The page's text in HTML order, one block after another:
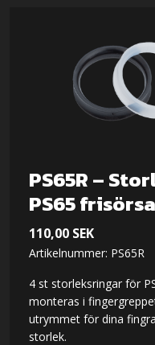
PS65R –
PS65
110,00 SEK
Artikelnummer: PS65R
4 st storleksringar för
monteras i
utrymmet för dina
storlek.